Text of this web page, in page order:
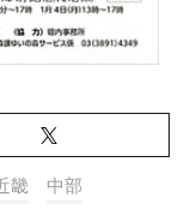
畿 中部